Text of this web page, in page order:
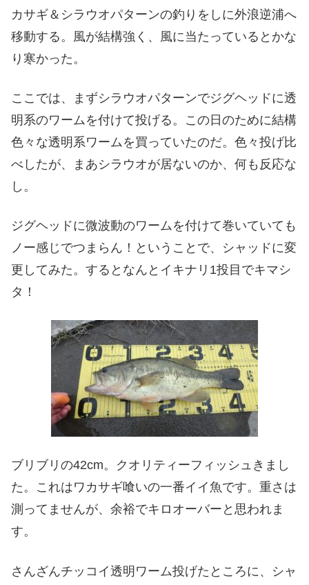
カサギ＆シラウオパターンの釣りをしに外浪逆浦へ
移動する。風が結構強く、風に当たっているとかな
り寒かった。
ここでは、まずシラウオパターンでジグヘッドに透
明系のワームを付けて投げる。この日のために結構
色々な透明系ワームを買っていたのだ。色々投げ比
べしたが、まあシラウオが居ないのか、何も反応な
し。
ジグヘッドに微波動のワームを付けて巻いていても
ノー感じでつまらん！ということで、シャッドに変
更してみた。するとなんとイキナリ1投目でキマシ
タ！
ブリブリの42cm。クオリティーフィッシュきまし
た。これはワカサギ喰いの一番イイ魚です。重さは
測ってませんが、余裕でキロオーバーと思われま
す。
さんざんチッコイ透明ワーム投げたところに、シャ